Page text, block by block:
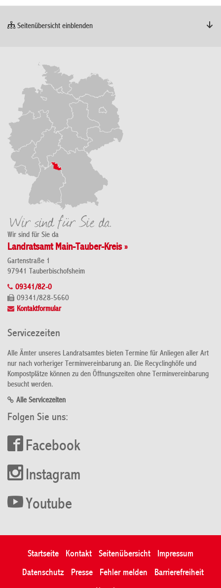
Seitenübersicht einblenden
Wir sind für Sie da
Landratsamt Main-Tauber-Kreis »
Gartenstraße 1
97941 Tauberbischofsheim
09341/82-0
09341/828-5660
Kontaktformular
Servicezeiten
Alle Ämter unseres Landratsamtes bieten Termine für Anliegen aller Art
nur nach vorheriger Terminvereinbarung an. Die Recyclinghöfe und
Kompostplätze können zu den Öffnungszeiten ohne Terminvereinbarung
besucht werden.
Alle Servicezeiten
Folgen Sie uns:
Facebook
Instagram
Youtube
Startseite Kontakt Seitenübersicht
Impressum
Datenschutz
Presse Fehler melden
Barrierefreiheit